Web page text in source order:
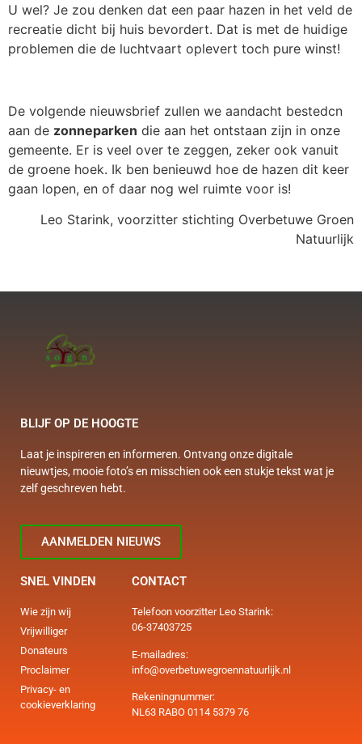
U wel? Je zou denken dat een paar hazen in het veld de
recreatie dicht bij huis bevordert. Dat is met de huidige
problemen die de luchtvaart oplevert toch pure winst!
De volgende nieuwsbrief zullen we aandacht bestedcn
aan de zonneparken die aan het ontstaan zijn in onze
gemeente. Er is veel over te zeggen, zeker ook vanuit
de groene hoek. Ik ben benieuwd hoe de hazen dit keer
gaan lopen, en of daar nog wel ruimte voor is!
Leo Starink, voorzitter stichting Overbetuwe Groen
Natuurlijk
BLIJF OP DE HOOGTE
Laat je inspireren en informeren. Ontvang onze digitale
nieuwtjes, mooie foto’s en misschien ook een stukje tekst wat je
zelf geschreven hebt.
AANMELDEN NIEUWS
SNEL VINDEN
Wie zijn wij
Vrijwilliger
Donateurs
Proclaimer
Privacy- en
cookieverklaring
CONTACT
Telefoon voorzitter Leo Starink:
06-37403725
E-mailadres:
info@overbetuwegroennatuurlijk.nl
Rekeningnummer:
NL63 RABO 0114 5379 76